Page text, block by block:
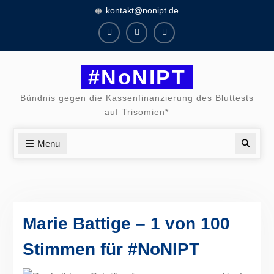
kontakt@nonipt.de
FacebookInstagram
Twitter
#NoNIPT
Bündnis gegen die Kassenfinanzierung des Bluttests
auf Trisomien*
Menu
Marie Battige – 1 von 100
Stimmen für #NoNIPT